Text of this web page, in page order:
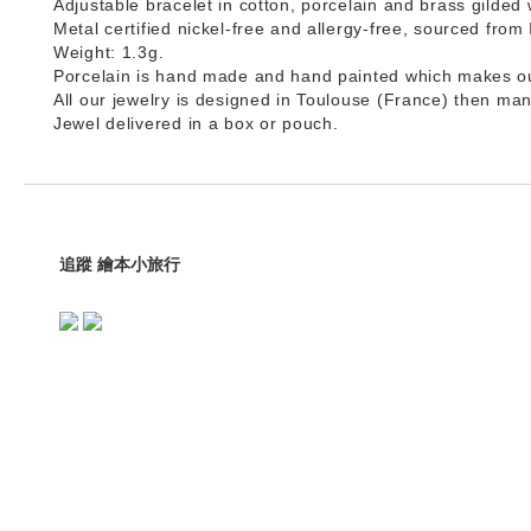
Adjustable bracelet in cotton, porcelain and brass gilded
Metal certified nickel-free and allergy-free, sourced from
Weight: 1.3g.
Porcelain is hand made and hand painted which makes
All our jewelry is designed in Toulouse (France) then
Jewel delivered in a box or pouch.
追蹤 繪本小旅行